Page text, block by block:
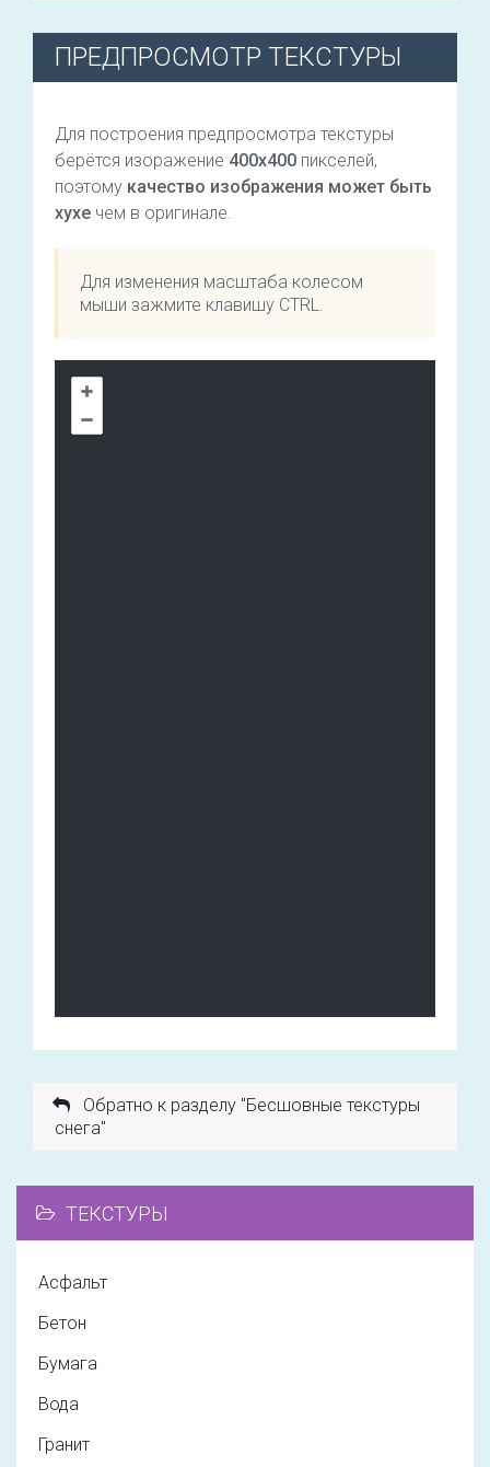
ПРЕДПРОСМОТР ТЕКСТУРЫ
Для построения предпросмотра текстуры
берётся изоражение 400х400 пикселей,
поэтому качество изображения может быть
хухе чем в оригинале.
Для изменения масштаба колесом
мыши зажмите клавишу CTRL.
Обратно к разделу "Бесшовные текстуры
снега"
ТЕКСТУРЫ
Асфальт
Бетон
Бумага
Вода
Гранит